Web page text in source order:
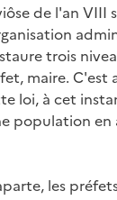
de l'an VIII
trois
maire. C'est
loi, à cet
population
les